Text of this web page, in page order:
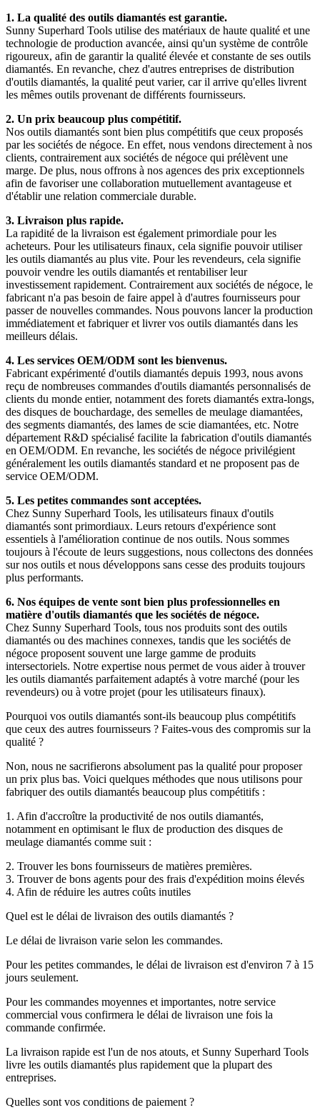
1. La qualité des outils diamantés est garantie.
Sunny Superhard Tools utilise des matériaux de haute qualité et une
technologie de production avancée, ainsi qu'un système de contrôle
rigoureux, afin de garantir la qualité élevée et constante de ses outils
diamantés. En revanche, chez d'autres entreprises de distribution
d'outils diamantés, la qualité peut varier, car il arrive qu'elles livrent
les mêmes outils provenant de différents fournisseurs.
2. Un prix beaucoup plus compétitif.
Nos outils diamantés sont bien plus compétitifs que ceux proposés
par les sociétés de négoce. En effet, nous vendons directement à nos
clients, contrairement aux sociétés de négoce qui prélèvent une
marge. De plus, nous offrons à nos agences des prix exceptionnels
afin de favoriser une collaboration mutuellement avantageuse et
d'établir une relation commerciale durable.
3. Livraison plus rapide.
La rapidité de la livraison est également primordiale pour les
acheteurs. Pour les utilisateurs finaux, cela signifie pouvoir utiliser
les outils diamantés au plus vite. Pour les revendeurs, cela signifie
pouvoir vendre les outils diamantés et rentabiliser leur
investissement rapidement. Contrairement aux sociétés de négoce, le
fabricant n'a pas besoin de faire appel à d'autres fournisseurs pour
passer de nouvelles commandes. Nous pouvons lancer la production
immédiatement et fabriquer et livrer vos outils diamantés dans les
meilleurs délais.
4. Les services OEM/ODM sont les bienvenus.
Fabricant expérimenté d'outils diamantés depuis 1993, nous avons
reçu de nombreuses commandes d'outils diamantés personnalisés de
clients du monde entier, notamment des forets diamantés extra-longs,
des disques de bouchardage, des semelles de meulage diamantées,
des segments diamantés, des lames de scie diamantées, etc. Notre
département R&D spécialisé facilite la fabrication d'outils diamantés
en OEM/ODM. En revanche, les sociétés de négoce privilégient
généralement les outils diamantés standard et ne proposent pas de
service OEM/ODM.
5. Les petites commandes sont acceptées.
Chez Sunny Superhard Tools, les utilisateurs finaux d'outils
diamantés sont primordiaux. Leurs retours d'expérience sont
essentiels à l'amélioration continue de nos outils. Nous sommes
toujours à l'écoute de leurs suggestions, nous collectons des données
sur nos outils et nous développons sans cesse des produits toujours
plus performants.
6. Nos équipes de vente sont bien plus professionnelles en
matière d'outils diamantés que les sociétés de négoce.
Chez Sunny Superhard Tools, tous nos produits sont des outils
diamantés ou des machines connexes, tandis que les sociétés de
négoce proposent souvent une large gamme de produits
intersectoriels. Notre expertise nous permet de vous aider à trouver
les outils diamantés parfaitement adaptés à votre marché (pour les
revendeurs) ou à votre projet (pour les utilisateurs finaux).
Pourquoi vos outils diamantés sont-ils beaucoup plus compétitifs
que ceux des autres fournisseurs ? Faites-vous des compromis sur la
qualité ?
Non, nous ne sacrifierons absolument pas la qualité pour proposer
un prix plus bas. Voici quelques méthodes que nous utilisons pour
fabriquer des outils diamantés beaucoup plus compétitifs :
1. Afin d'accroître la productivité de nos outils diamantés,
notamment en optimisant le flux de production des disques de
meulage diamantés comme suit :
2. Trouver les bons fournisseurs de matières premières.
3. Trouver de bons agents pour des frais d'expédition moins élevés
4. Afin de réduire les autres coûts inutiles
Quel est le délai de livraison des outils diamantés ?
Le délai de livraison varie selon les commandes.
Pour les petites commandes, le délai de livraison est d'environ 7 à 15
jours seulement.
Pour les commandes moyennes et importantes, notre service
commercial vous confirmera le délai de livraison une fois la
commande confirmée.
La livraison rapide est l'un de nos atouts, et Sunny Superhard Tools
livre les outils diamantés plus rapidement que la plupart des
entreprises.
Quelles sont vos conditions de paiement ?